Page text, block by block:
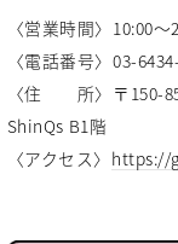
〈営業時間〉10:00
〈電話番号〉03-
〈住 所〉〒150-
ShinQs B1階
〈アクセス〉 https://